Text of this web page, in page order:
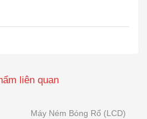
liên quan
Máy Ném Bóng Rổ (LCD)